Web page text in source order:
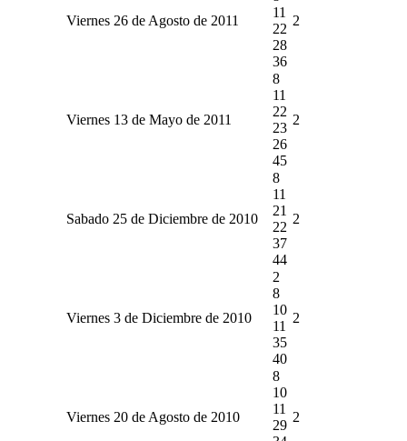
Viernes 26 de Agosto de 2011
11
22
28
36
2
Viernes 13 de Mayo de 2011
8
11
22
23
26
45
2
Sabado 25 de Diciembre de 2010
8
11
21
22
37
44
2
Viernes 3 de Diciembre de 2010
2
8
10
11
35
40
2
Viernes 20 de Agosto de 2010
8
10
11
29
2